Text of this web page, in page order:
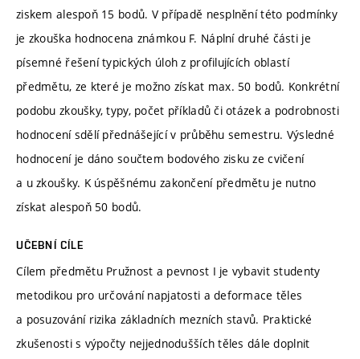
ziskem alespoň 15 bodů. V případě nesplnění této podmínky
je zkouška hodnocena známkou F. Náplní druhé části je
písemné řešení typických úloh z profilujících oblastí
předmětu, ze které je možno získat max. 50 bodů. Konkrétní
podobu zkoušky, typy, počet příkladů či otázek a podrobnosti
hodnocení sdělí přednášející v průběhu semestru. Výsledné
hodnocení je dáno součtem bodového zisku ze cvičení
a u zkoušky. K úspěšnému zakončení předmětu je nutno
získat alespoň 50 bodů.
UČEBNÍ CÍLE
Cílem předmětu Pružnost a pevnost I je vybavit studenty
metodikou pro určování napjatosti a deformace těles
a posuzování rizika základních mezních stavů. Praktické
zkušenosti s výpočty nejjednodušších těles dále doplnit